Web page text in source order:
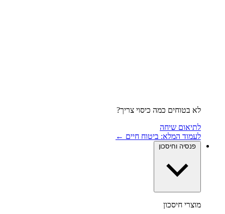
לא בטוחים כמה כיסוי צריך?
לתיאום שיחה
לעמוד המלא: ביטוח חיים ←
פנסיה וחיסכון
מוצרי חיסכון